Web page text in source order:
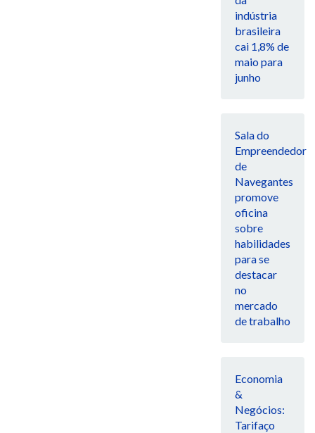
indústria
brasileira
cai 1,8% de
maio para
junho
Sala do
Empreendedor
de
Navegantes
promove
oficina
sobre
habilidades
para se
destacar
no
mercado
de trabalho
Economia
&
Negócios:
Tarifaço